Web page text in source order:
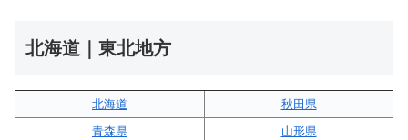
北海道｜東北地方
北海道
秋田県
青森県
山形県